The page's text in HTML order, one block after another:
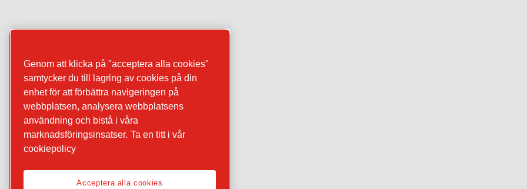
Genom att klicka på "acceptera alla cookies"
samtycker du till lagring av cookies på din
enhet för att förbättra navigeringen på
webbplatsen, analysera webbplatsens
användning och bistå i våra
marknadsföringsinsatser. Ta en titt i vår
cookiepolicy
Acceptera alla cookies